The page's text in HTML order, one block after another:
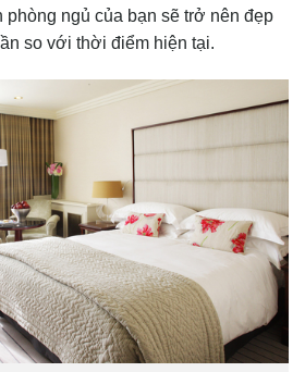
phòng ngủ của bạn sẽ trở nên đẹp
so với thời điểm hiện tại.